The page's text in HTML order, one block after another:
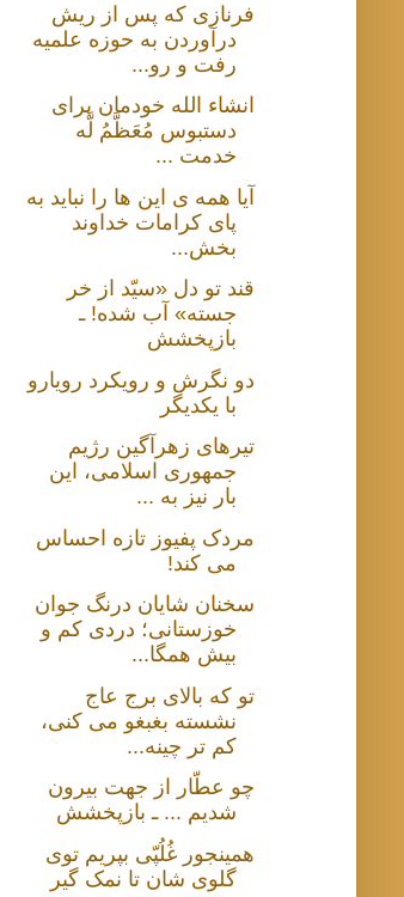
فرنازی که پس از ریش
درآوردن به حوزه علمیه
رفت و رو...
انشاء الله خودمان برای
دستبوس مُعَظَّمُ لَّه
خدمت ...
آیا همه ی این ها را نباید به
پای کرامات خداوند
بخش...
قند تو دل «سیّد از خر
جسته» آب شده! ـ
بازپخشش
دو نگرش و رویکرد رویارو
با یکدیگر
تیرهای زهرآگین رژیم
جمهوری اسلامی، این
بار نیز به ...
مردک پفیوز تازه احساس
می کند!
سخنان شایان درنگ جوان
خوزستانی؛ دردی کم و
بیش همگا...
تو که بالای برج عاج
نشسته بغبغو می کنی،
کم تر چینه...
چو عطّار از جهت بیرون
شدیم ... ـ بازپخشش
همینجور غُلُپّی بپریم توی
گلوی شان تا نمک گیر